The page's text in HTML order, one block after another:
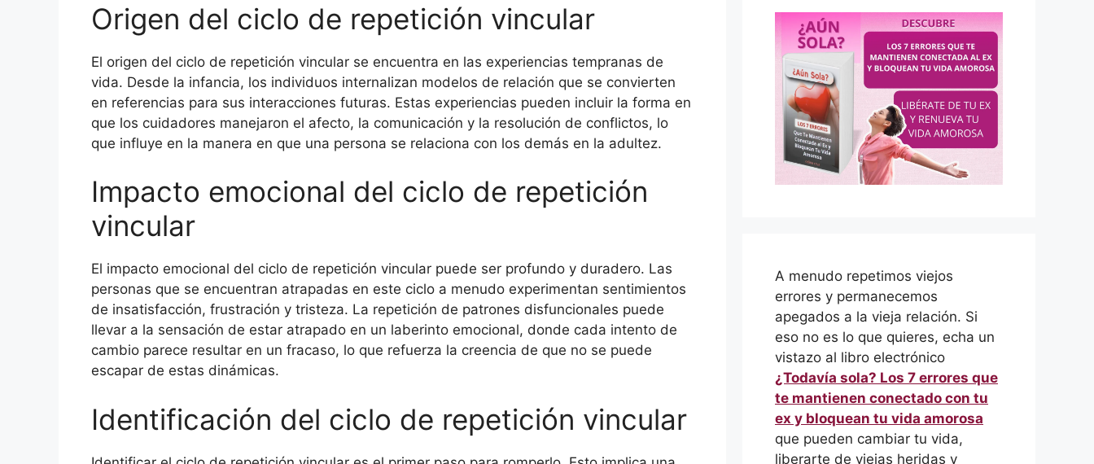
Origen del ciclo de repetición vincular
El origen del ciclo de repetición vincular se encuentra en las experiencias tempranas de
vida. Desde la infancia, los individuos internalizan modelos de relación que se convierten
en referencias para sus interacciones futuras. Estas experiencias pueden incluir la forma en
que los cuidadores manejaron el afecto, la comunicación y la resolución de conflictos, lo
que influye en la manera en que una persona se relaciona con los demás en la adultez.
Impacto emocional del ciclo de repetición
vincular
El impacto emocional del ciclo de repetición vincular puede ser profundo y duradero. Las
personas que se encuentran atrapadas en este ciclo a menudo experimentan sentimientos
de insatisfacción, frustración y tristeza. La repetición de patrones disfuncionales puede
llevar a la sensación de estar atrapado en un laberinto emocional, donde cada intento de
cambio parece resultar en un fracaso, lo que refuerza la creencia de que no se puede
escapar de estas dinámicas.
Identificación del ciclo de repetición vincular
A menudo repetimos viejos
errores y permanecemos
apegados a la vieja relación. Si
eso no es lo que quieres, echa un
vistazo al libro electrónico
¿Todavía sola? Los 7 errores que
te mantienen conectado con tu
ex y bloquean tu vida amorosa
que pueden cambiar tu vida,
liberarte de viejas heridas y